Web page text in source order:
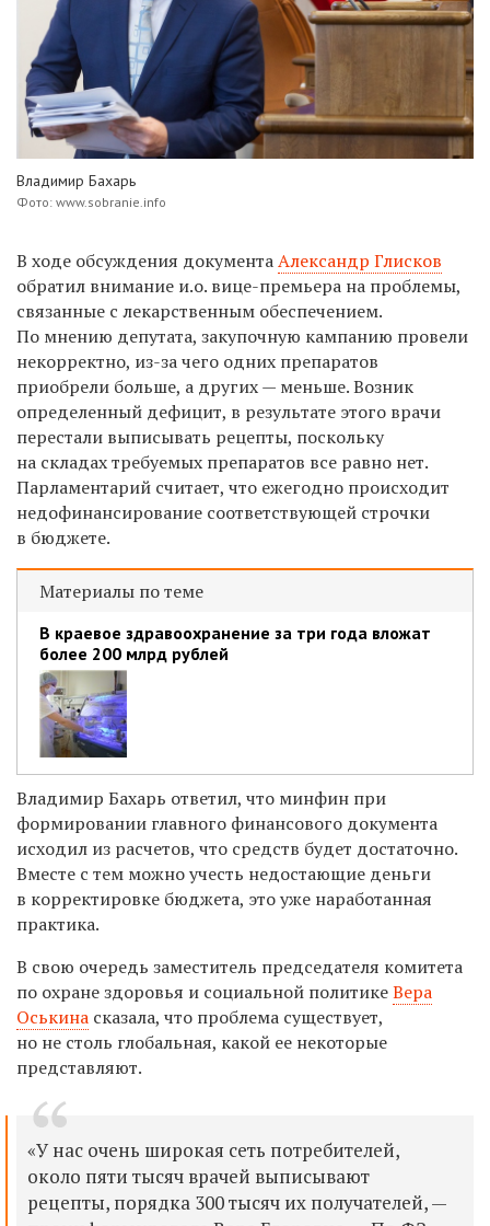
Владимир Бахарь
Фото: www.sobranie.info
В ходе обсуждения документаАлександр Глисков
обратил внимание и.о. вице-премьера на проблемы,
связанные с лекарственным обеспечением.
По мнению депутата, закупочную кампанию провели
некорректно, из-за чего одних препаратов
приобрели больше, а других — меньше. Возник
определенный дефицит, в результате этого врачи
перестали выписывать рецепты, поскольку
на складах требуемых препаратов все равно нет.
Парламентарий считает, что ежегодно происходит
недофинансирование соответствующей строчки
в бюджете.
Материалы по теме
В краевое здравоохранение за три года вложат
более 200 млрд рублей
Владимир Бахарь ответил, что минфин при
формировании главного финансового документа
исходил из расчетов, что средств будет достаточно.
Вместе с тем можно учесть недостающие деньги
в корректировке бюджета, это уже наработанная
практика.
В свою очередь заместитель председателя комитета
по охране здоровья и социальной политикеВера
Оськина сказала, что проблема существует,
но не столь глобальная, какой ее некоторые
представляют.
«У нас очень широкая сеть потребителей,
около пяти тысяч врачей выписывают
рецепты, порядка 300 тысяч их получателей, —